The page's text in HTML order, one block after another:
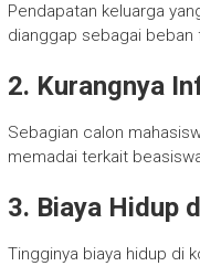
Pendapatan keluarga
dianggap sebagai beban
2. Kurangnya
Sebagian calon
memadai terkait
3. Biaya Hidup
Tingginya biaya hidup di